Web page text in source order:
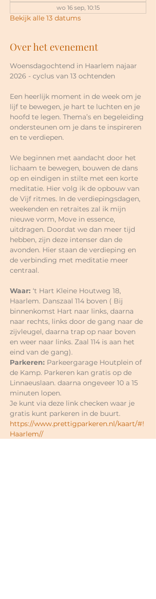
wo 16 sep, 10:15
Bekijk alle 13 datums
Over het evenement
Woensdagochtend in Haarlem najaar
2026 - cyclus van 13 ochtenden
Een heerlijk moment in de week om je
lijf te bewegen, je hart te luchten en je
hoofd te legen. Thema’s en begeleiding
ondersteunen om je dans te inspireren
en te verdiepen.
We beginnen met aandacht door het
lichaam te bewegen, bouwen de dans
op en eindigen in stilte met een korte
meditatie. Hier volg ik de opbouw van
de Vijf ritmes. In de verdiepingsdagen,
weekenden en retraites zal ik mijn
nieuwe vorm, Move in essence,
uitdragen. Doordat we dan meer tijd
hebben, zijn deze intenser dan de
avonden. Hier staan de verdieping en
de verbinding met meditatie meer
centraal.
Waar: ‘t Hart Kleine Houtweg 18,
Haarlem. Danszaal 114 boven ( Bij
binnenkomst Hart naar links, daarna
naar rechts, links door de gang naar de
zijvleugel, daarna trap op naar boven
en weer naar links. Zaal 114 is aan het
eind van de gang).
Parkeren: Parkeergarage Houtplein of
de Kamp. Parkeren kan gratis op de
Linnaeuslaan. daarna ongeveer 10 a 15
minuten lopen.
Je kunt via deze link checken waar je
gratis kunt parkeren in de buurt.
https://www.prettigparkeren.nl/kaart/#!
Haarlem//